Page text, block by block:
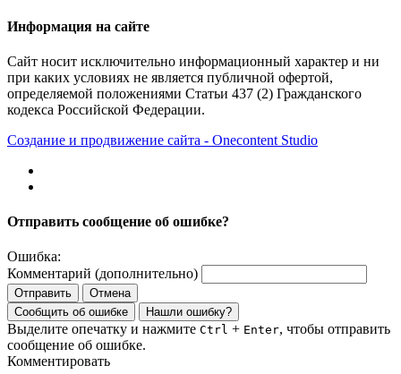
Информация на сайте
Сайт носит исключительно информационный характер и ни
при каких условиях не является публичной офертой,
определяемой положениями Статьи 437 (2) Гражданского
кодекса Российской Федерации.
Создание и продвижение сайта - Onecontent Studio
Отправить сообщение об ошибке?
Ошибка:
Комментарий (дополнительно)
Отправить
Отмена
Сообщить об ошибке
Нашли ошибку?
Выделите опечатку и нажмите Ctrl + Enter, чтобы отправить
сообщение об ошибке.
Комментировать